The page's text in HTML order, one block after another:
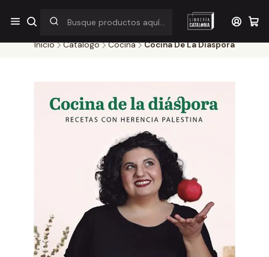
¡Por pocos días! Despacho a $1.000 en RM por compras sobre
$38.000
Inicio Catálogo Cocina Cocina De La Diaspora